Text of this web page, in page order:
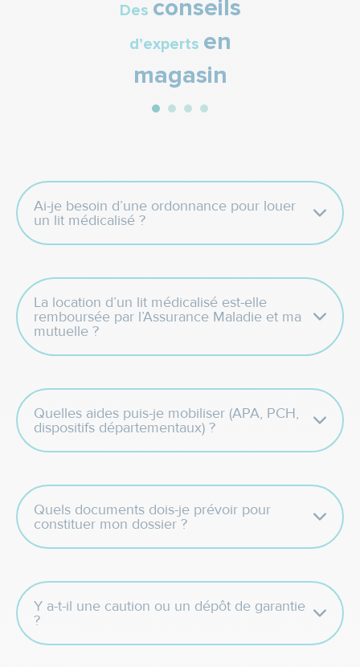
Des conseils
d’experts en
magasin
Ai-je besoin d’une ordonnance pour louer
un lit médicalisé ?
La location d’un lit médicalisé est-elle
remboursée par l’Assurance Maladie et ma
mutuelle ?
Quelles aides puis-je mobiliser (APA, PCH,
dispositifs départementaux) ?
Quels documents dois-je prévoir pour
constituer mon dossier ?
Y a-t-il une caution ou un dépôt de garantie
?